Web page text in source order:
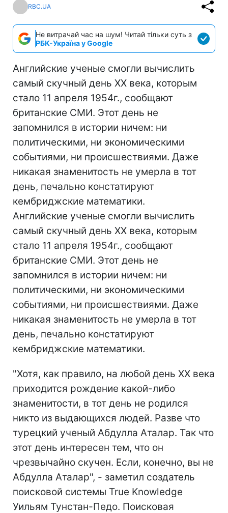
RBC.UA
Не витрачай час на шум! Читай тільки суть з
РБК-Україна у Google
Английские ученые смогли вычислить
самый скучный день XX века, которым
стало 11 апреля 1954г., сообщают
британские СМИ. Этот день не
запомнился в истории ничем: ни
политическими, ни экономическими
событиями, ни происшествиями. Даже
никакая знаменитость не умерла в тот
день, печально констатируют
кембриджские математики.
Английские ученые смогли вычислить
самый скучный день XX века, которым
стало 11 апреля 1954г., сообщают
британские СМИ. Этот день не
запомнился в истории ничем: ни
политическими, ни экономическими
событиями, ни происшествиями. Даже
никакая знаменитость не умерла в тот
день, печально констатируют
кембриджские математики.
"Хотя, как правило, на любой день XX века
приходится рождение какой-либо
знаменитости, в тот день не родился
никто из выдающихся людей. Разве что
турецкий ученый Абдулла Аталар. Так что
этот день интересен тем, что он
чрезвычайно скучен. Если, конечно, вы не
Абдулла Аталар", - заметил создатель
поисковой системы True Knowledge
Уильям Тунстан-Педо. Поисковая